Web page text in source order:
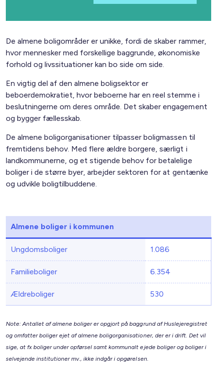
De almene boligområder er unikke, fordi de skaber rammer,
hvor mennesker med forskellige baggrunde, økonomiske
forhold og livssituationer kan bo side om side.
En vigtig del af den almene boligsektor er
beboerdemokratiet, hvor beboerne har en reel stemme i
beslutningerne om deres område. Det skaber engagement
og bygger fællesskab.
De almene boligorganisationer tilpasser boligmassen til
fremtidens behov. Med flere ældre borgere, særligt i
landkommunerne, og et stigende behov for betalelige
boliger i de større byer, arbejder sektoren for at gentænke
og udvikle boligtilbuddene.
Almene boliger i kommunen
Ungdomsboliger 1.086
Familieboliger 6.354
Ældreboliger 530
Note: Antallet af almene boliger er opgjort på baggrund af Huslejeregistret
og omfatter boliger ejet af almene boligorganisationer, der er i drift. Det vil
sige, at fx boliger under opførsel samt kommunalt ejede boliger og boliger i
selvejende institutioner mv., ikke indgår i opgørelsen.